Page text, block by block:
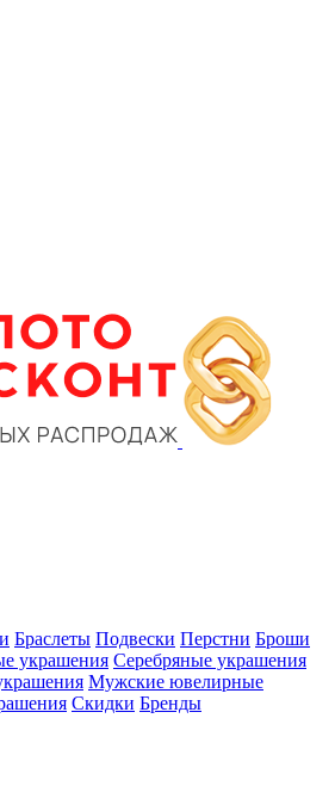
Браслеты Подвески Перстни Броши
украшения Серебряные украшения
Мужские ювелирные
Скидки Бренды